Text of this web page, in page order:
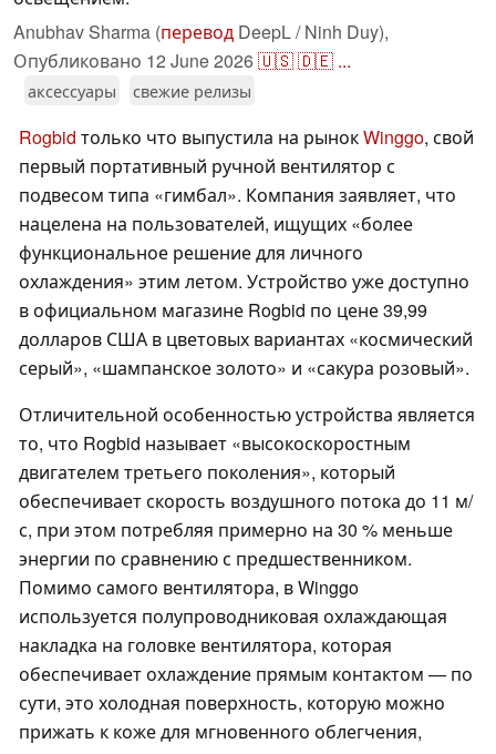
Anubhav Sharma (перевод DeepL / Ninh Duy),
Опубликовано 12 June 2026🇺🇸🇩🇪 ...
аксессуары свежие релизы
Rogbid только что выпустила на рынокWinggo, свой
первый портативный ручной вентилятор с
подвесом типа «гимбал». Компания заявляет, что
нацелена на пользователей, ищущих «более
функциональное решение для личного
охлаждения» этим летом. Устройство уже доступно
в официальном магазине Rogbid по цене 39,99
долларов США в цветовых вариантах «космический
серый», «шампанское золото» и «сакура розовый».
Отличительной особенностью устройства является
то, что Rogbid называет «высокоскоростным
двигателем третьего поколения», который
обеспечивает скорость воздушного потока до 11 м/
с, при этом потребляя примерно на 30 % меньше
энергии по сравнению с предшественником.
Помимо самого вентилятора, в Winggo
используется полупроводниковая охлаждающая
накладка на головке вентилятора, которая
обеспечивает охлаждение прямым контактом — по
сути, это холодная поверхность, которую можно
прижать к коже для мгновенного облегчения,